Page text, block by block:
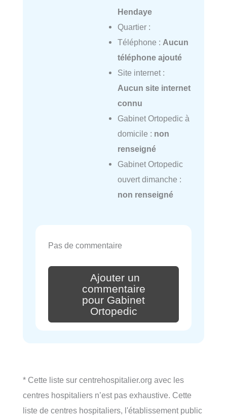
Hendaye
Quartier :
Téléphone : Aucun
téléphone ajouté
Site internet :
Aucun site internet
connu
Gabinet Ortopedic à
domicile : non
renseigné
Gabinet Ortopedic
ouvert dimanche :
non renseigné
Pas de commentaire
Ajouter un
commentaire
pour Gabinet
Ortopedic
* Cette liste sur centrehospitalier.org avec les
centres hospitaliers n’est pas exhaustive. Cette
liste de centres hospitaliers, l'établissement public